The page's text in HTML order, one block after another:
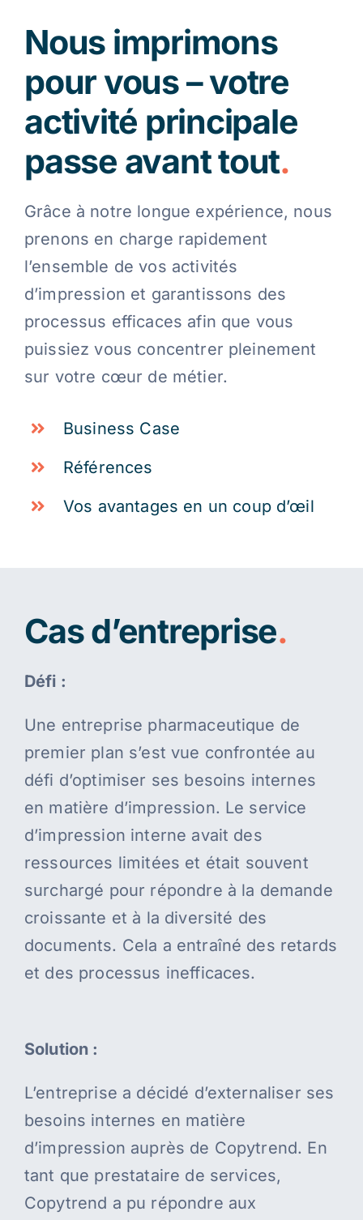
Contact
Blog
Français
Nous imprimons
pour vous – votre
activité principale
passe avant tout.
Grâce à notre longue expérience, nous
prenons en charge rapidement
l’ensemble de vos activités
d’impression et garantissons des
processus efficaces afin que vous
puissiez vous concentrer pleinement
sur votre cœur de métier.
Business Case
Références
Vos avantages en un coup d’œil
Cas d’entreprise.
Défi :
Une entreprise pharmaceutique de
premier plan s’est vue confrontée au
défi d’optimiser ses besoins internes
en matière d’impression. Le service
d’impression interne avait des
ressources limitées et était souvent
surchargé pour répondre à la demande
croissante et à la diversité des
documents. Cela a entraîné des retards
et des processus inefficaces.
Solution :
L’entreprise a décidé d’externaliser ses
besoins internes en matière
d’impression auprès de Copytrend. En
tant que prestataire de services,
Copytrend a pu répondre aux